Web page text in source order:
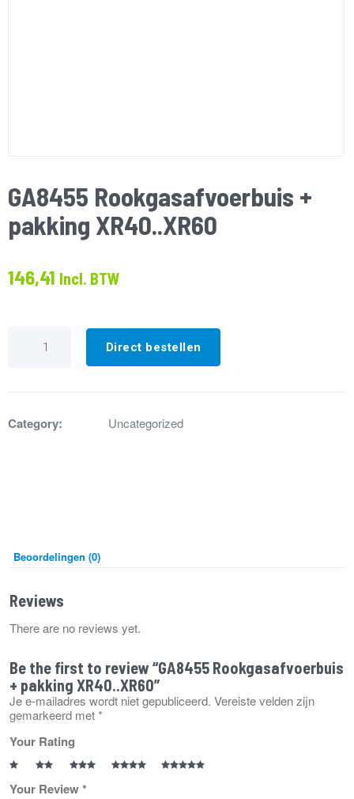
GA8455 Rookgasafvoerbuis +
pakking XR40..XR60
146,41 Incl. BTW
RookgasafvoerbuisDirect bestellen
Category: Uncategorized
Beoordelingen (0)
Reviews
There are no reviews yet.
Be the first to review “GA8455 Rookgasafvoerbuis
+ pakking XR40..XR60”
Je e-mailadres wordt niet gepubliceerd. Vereiste velden zijn
gemarkeerd met*
Your Rating
Your Review*